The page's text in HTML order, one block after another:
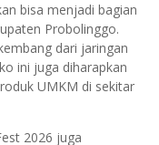
bisa menjadi bagian
Probolinggo.
dari jaringan
ini juga diharapkan
UMKM di sekitar
2026 juga